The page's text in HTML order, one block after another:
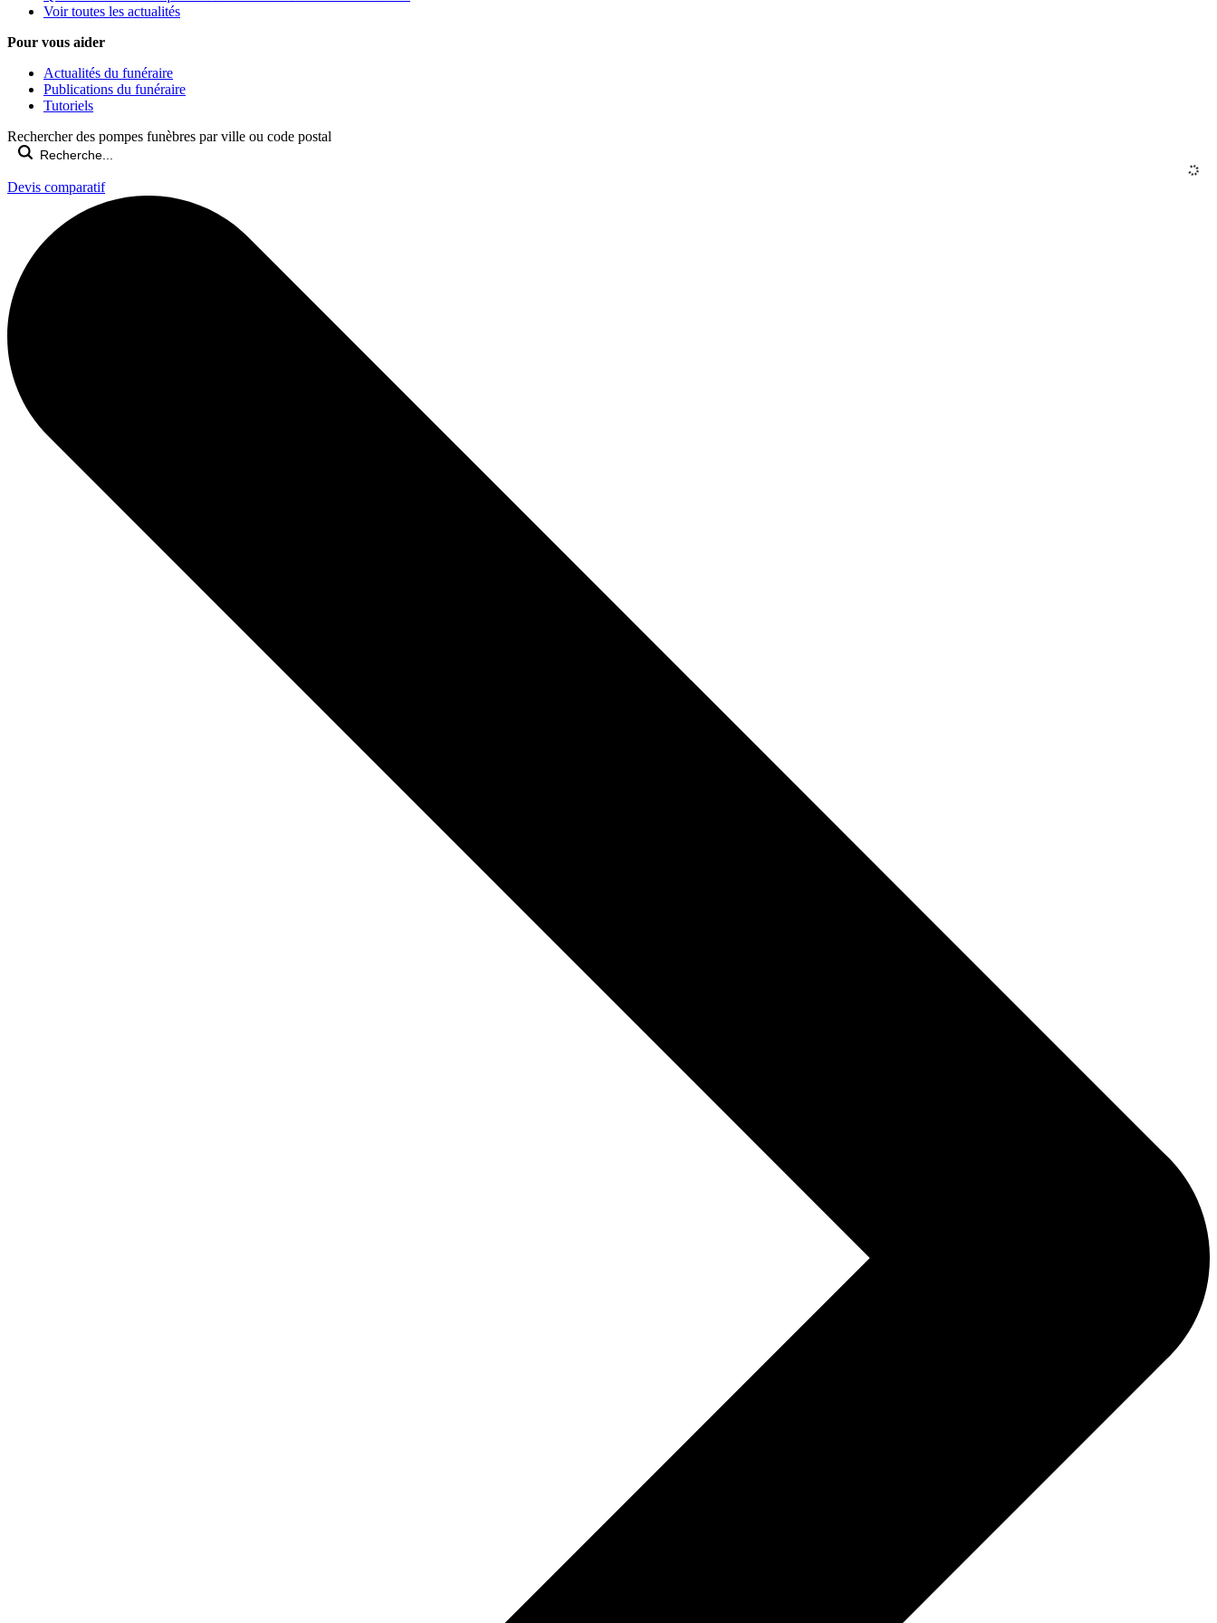
Voir toutes les actualités
Pour vous aider
Actualités du funéraire
Publications du funéraire
Tutoriels
Rechercher des pompes funèbres par ville ou code postal
Devis comparatif